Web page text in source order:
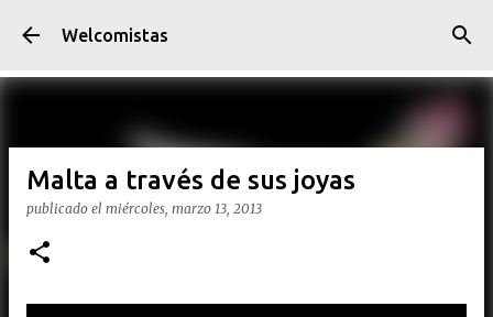
Ir al contenido principal
Welcomistas
Malta a través de sus joyas
publicado el miércoles, marzo 13, 2013